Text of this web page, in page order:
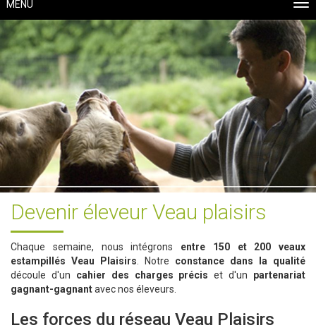
MENU
Devenir éleveur Veau plaisirs
Chaque semaine, nous intégrons entre 150 et 200 veaux
estampillés Veau Plaisirs . Notre constance dans la qualité
découle d'un cahier des charges précis et d'un partenariat
gagnant-gagnantavec nos éleveurs.
Les forces du réseau Veau Plaisirs